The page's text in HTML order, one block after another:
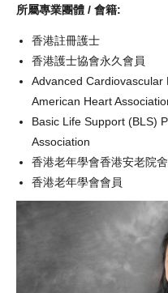
所屬專業團體 / 會籍:
香港註冊護士
香港護士協會永久會員
Advanced Cardiovascular
American Heart
Basic Life Support (BLS)
Association
香港老年學會香港安老院
香港老年學會會員